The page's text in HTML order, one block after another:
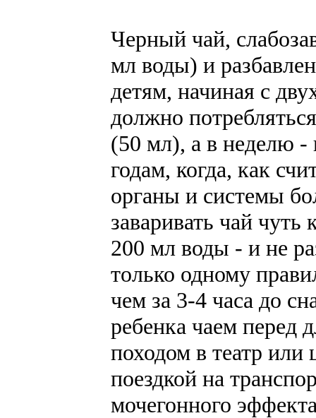
Черный чай,
мл воды) и
детям, начиная с
должно
(50 мл), а в неделю
годам, когда, как
органы и системы
заваривать чай
200 мл воды - и не
только одному
чем за 3-4 часа до
ребенка чаем перед
походом в театр или
поездкой на
мочегонного